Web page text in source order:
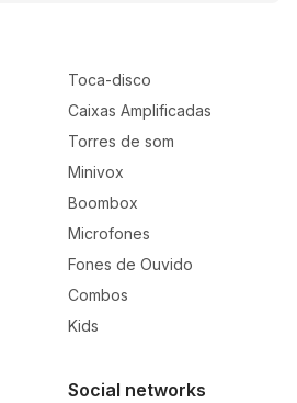
Toca-disco
Caixas Amplificadas
Torres de som
Minivox
Boombox
Microfones
Fones de Ouvido
Combos
Kids
Social networks